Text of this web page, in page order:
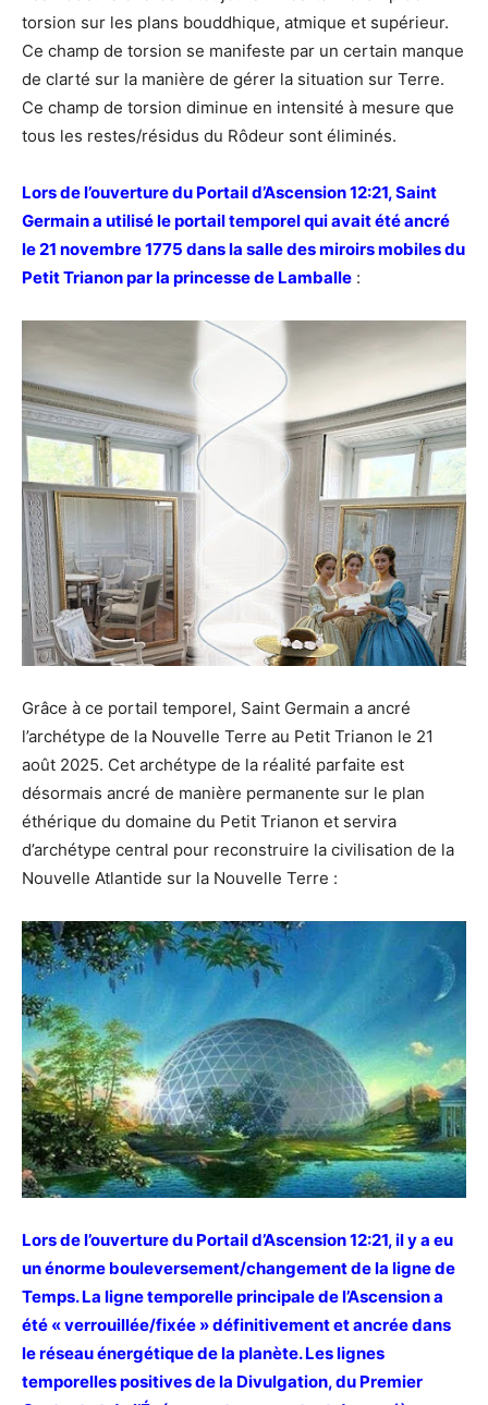
torsion sur les plans bouddhique, atmique et supérieur.
Ce champ de torsion se manifeste par un certain manque
de clarté sur la manière de gérer la situation sur Terre.
Ce champ de torsion diminue en intensité à mesure que
tous les restes/résidus du Rôdeur sont éliminés.
Lors de l’ouverture du Portail d’Ascension 12:21, Saint
Germain a utilisé le portail temporel qui avait été ancré
le 21 novembre 1775 dans la salle des miroirs mobiles du
Petit Trianon par la princesse de Lamballe :
Grâce à ce portail temporel, Saint Germain a ancré
l’archétype de la Nouvelle Terre au Petit Trianon le 21
août 2025. Cet archétype de la réalité parfaite est
désormais ancré de manière permanente sur le plan
éthérique du domaine du Petit Trianon et servira
d’archétype central pour reconstruire la civilisation de la
Nouvelle Atlantide sur la Nouvelle Terre :
Lors de l’ouverture du Portail d’Ascension 12:21, il y a eu
un énorme bouleversement/changement de la ligne de
Temps. La ligne temporelle principale de l’Ascension a
été « verrouillée/fixée » définitivement et ancrée dans
le réseau énergétique de la planète. Les lignes
temporelles positives de la Divulgation, du Premier